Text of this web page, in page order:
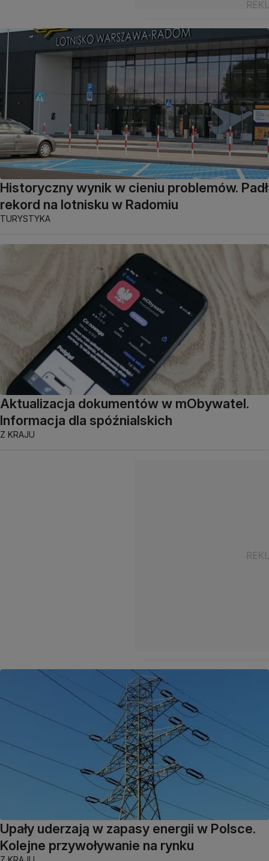
Historyczny wynik w cieniu problemów. Padł
rekord na lotnisku w Radomiu
TURYSTYKA
Aktualizacja dokumentów w mObywatel.
Informacja dla spóźnialskich
Z KRAJU
Upały uderzają w zapasy energii w Polsce.
Kolejne przywoływanie na rynku